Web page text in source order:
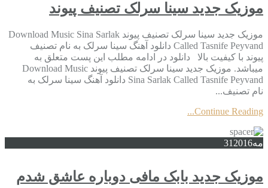
موزیک جدید سینا سرلک تصنیف پیوند
موزیک جدید سینا سرلک تصنیف پیوند Download Music Sina Sarlak
Called Tasnife Peyvand دانلود آهنگ سینا سرلک به نام تصنیف
پیوند با کیفیت بالا دانلود در ادامه مطلب این پست متعلق به
میباشد. موزیک جدید سینا سرلک تصنیف پیوند Download Music
Sina Sarlak Called Tasnife Peyvand دانلود آهنگ سینا سرلک به
نام تصنیف...
Continue Reading...
مه 31 2016
موزیک جدید بابک مافی دوباره عاشق شدم